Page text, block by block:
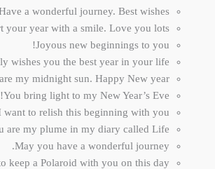
a wonderful journey. Best wishes!
your year with a smile. Love you lots!
Joyous new beginnings to you!
wishes you the best year in your life.
my midnight sun. Happy New year!
You bring light to my New Year’s Eve!
want to relish this beginning with you.
are my plume in my diary called Life.
May you have a wonderful journey.
keep a Polaroid with you on this day.